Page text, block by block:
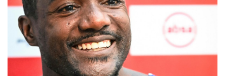
BMD 1
BND 1.280355
BOB 12.127059
BSD 0.998525
BTN 94.928527